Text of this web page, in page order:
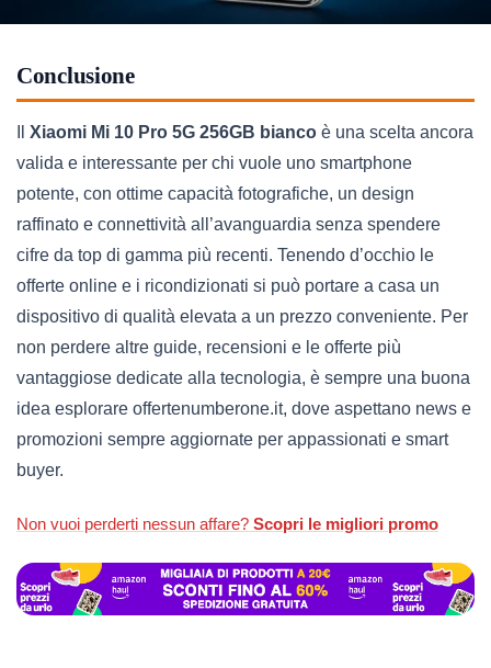
Conclusione
Xiaomi Mi 10 Pro 5G 256GB bianco è una scelta ancora
valida e interessante per chi vuole uno smartphone
potente, con ottime capacità fotografiche, un design
raffinato e connettività all’avanguardia senza spendere
cifre da top di gamma più recenti. Tenendo d’occhio le
offerte online e i ricondizionati si può portare a casa un
dispositivo di qualità elevata a un prezzo conveniente. Per
non perdere altre guide, recensioni e le offerte più
vantaggiose dedicate alla tecnologia, è sempre una buona
idea esplorare offertenumberone.it, dove aspettano news e
promozioni sempre aggiornate per appassionati e smart
buyer.
Non vuoi perderti nessun affare? Scopri le migliori promo